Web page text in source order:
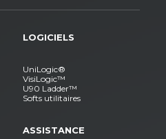
LOGICIELS
UniLogic®
VisiLogic™
U90 Ladder™
Softs utilitaires
ASSISTANCE